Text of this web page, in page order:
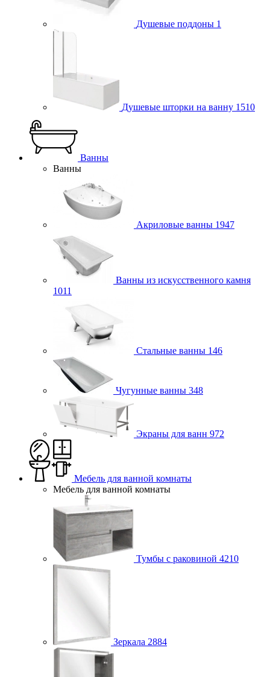
Душевые поддоны 1
Душевые шторки на ванну 1510
Ванны
Ванны
Акриловые ванны 1947
Ванны из искусственного камня
1011
Стальные ванны 146
Чугунные ванны 348
Экраны для ванн 972
Мебель для ванной комнаты
Мебель для ванной комнаты
Тумбы с раковиной 4210
Зеркала 2884